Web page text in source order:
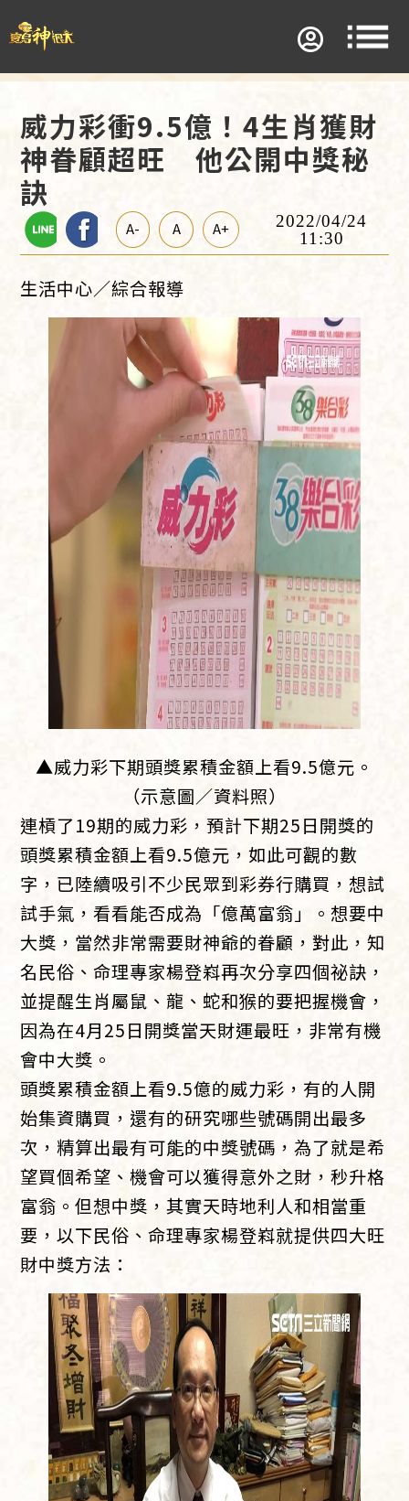
威力彩衝9.5億！4生肖獲財
神眷顧超旺 他公開中獎秘
訣
A- A A+
2022/04/24
11:30
生活中心／綜合報導
▲威力彩下期頭獎累積金額上看9.5億元。
（示意圖／資料照）
連槓了19期的威力彩，預計下期25日開獎的
頭獎累積金額上看9.5億元，如此可觀的數
字，已陸續吸引不少民眾到彩券行購買，想試
試手氣，看看能否成為「億萬富翁」。想要中
大獎，當然非常需要財神爺的眷顧，對此，知
名民俗、命理專家楊登嵙再次分享四個祕訣，
並提醒生肖屬鼠、龍、蛇和猴的要把握機會，
因為在4月25日開獎當天財運最旺，非常有機
會中大獎。
頭獎累積金額上看9.5億的威力彩，有的人開
始集資購買，還有的研究哪些號碼開出最多
次，精算出最有可能的中獎號碼，為了就是希
望買個希望、機會可以獲得意外之財，秒升格
富翁。但想中獎，其實天時地利人和相當重
要，以下民俗、命理專家楊登嵙就提供四大旺
財中獎方法：